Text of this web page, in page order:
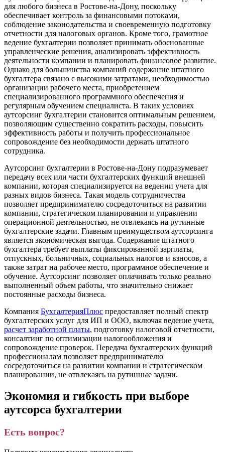
для любого бизнеса в Ростове-на-Дону, поскольку
обеспечивает контроль за финансовыми потоками,
соблюдение законодательства и своевременную подготовку
отчетности для налоговых органов. Кроме того, грамотное
ведение бухгалтерии позволяет принимать обоснованные
управленческие решения, анализировать эффективность
деятельности компании и планировать финансовое развитие.
Однако для большинства компаний содержание штатного
бухгалтера связано с высокими затратами, необходимостью
организации рабочего места, приобретением
специализированного программного обеспечения и
регулярным обучением специалиста. В таких условиях
аутсорсинг бухгалтерии становится оптимальным решением,
позволяющим существенно сократить расходы, повысить
эффективность работы и получить профессиональное
сопровождение без необходимости держать штатного
сотрудника.
Аутсорсинг бухгалтерии в Ростове-на-Дону подразумевает
передачу всех или части бухгалтерских функций внешней
компании, которая специализируется на ведении учета для
разных видов бизнеса. Такая модель сотрудничества
позволяет предпринимателю сосредоточиться на развитии
компании, стратегическом планировании и управлении
операционной деятельностью, не отвлекаясь на рутинные
бухгалтерские задачи. Главным преимуществом аутсорсинга
является экономическая выгода. Содержание штатного
бухгалтера требует выплаты фиксированной зарплаты,
отпускных, больничных, социальных налогов и взносов, а
также затрат на рабочее место, программное обеспечение и
обучение. Аутсорсинг позволяет оплачивать только реально
выполненный объем работы, что значительно снижает
постоянные расходы бизнеса.
Компания БухгалтерияПлюс предоставляет полный спектр
бухгалтерских услуг для ИП и ООО, включая ведение учета,
расчет заработной платы, подготовку налоговой отчетности,
консалтинг по оптимизации налогообложения и
сопровождение проверок. Передача бухгалтерских функций
профессионалам позволяет предпринимателю
сосредоточиться на развитии компании и стратегическом
планировании, не отвлекаясь на рутинные задачи.
Экономия и гибкость при выборе
аутсорса бухгалтерии
Есть вопрос?